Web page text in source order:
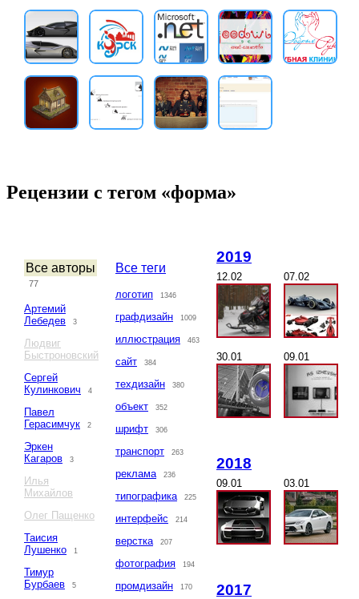
Рецензии с тегом «форма»
Все авторы
77
Артемий
Лебедев
3
Людвиг
Быстроновский
Сергей
Кулинкович
4
Павел
Герасимчук
2
Эркен
Кагаров
3
Илья
Михайлов
Олег Пащенко
Таисия
Лушенко
1
Тимур
Бурбаев
5
Все теги
логотип 1346
графдизайн 1009
иллюстрация 463
сайт 384
техдизайн 380
объект 352
шрифт 306
транспорт 263
реклама 236
типографика 225
интерфейс 214
верстка 207
фотография 194
промдизайн 170
2019
12.02 07.02
30.01 09.01
2018
09.01 03.01
2017